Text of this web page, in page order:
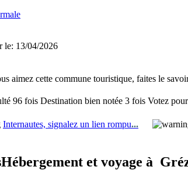
le: 13/04/2026
aimez cette commune touristique, faites le
96 fois Destination bien notée 3 fois Votez
Internautes, signalez un lien rompu...
Hébergement et voyage à